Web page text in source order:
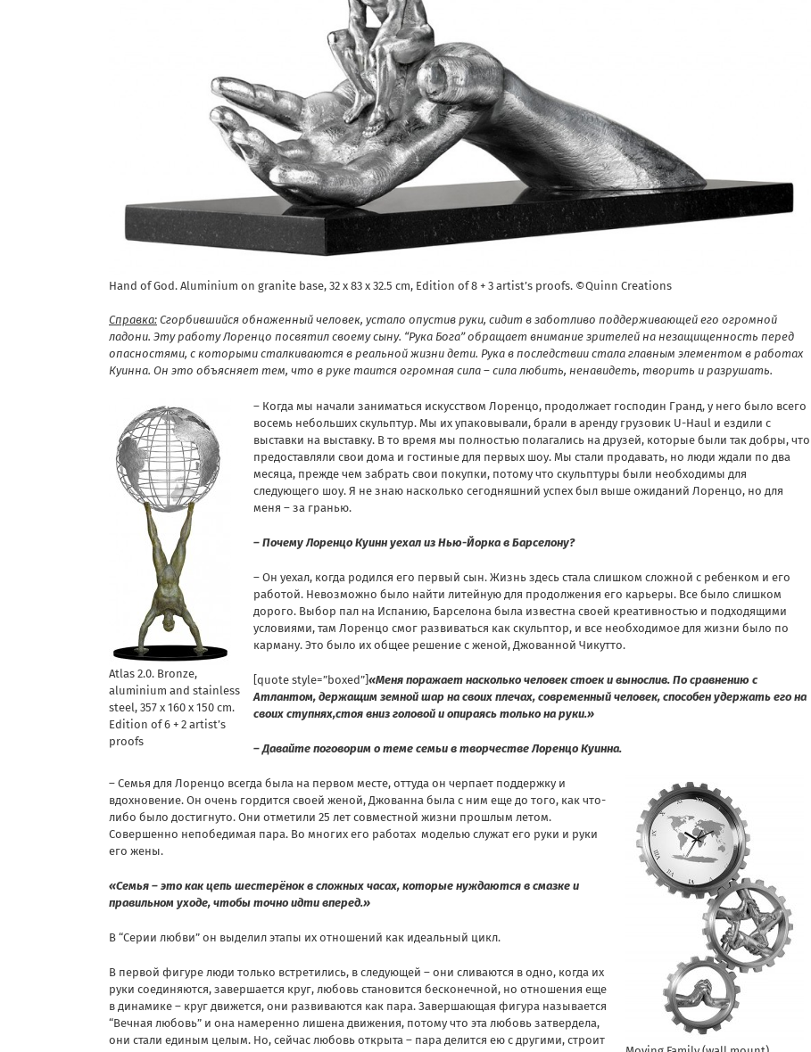
Hand of God. Aluminium on granite base, 32 x 83 x 32.5 cm, Edition of 8 + 3 artist’s proofs. ©Quinn Creations
Справка: Сгорбившийся обнаженный человек, устало опустив руки, сидит в заботливо поддерживающей его огромной
ладони. Эту работу Лоренцо посвятил своему сыну. “Рука Бога” обращает внимание зрителей на незащищенность перед
опасностями, с которыми сталкиваются в реальной жизни дети. Рука в последствии стала главным элементом в работах
Куинна. Он это объясняет тем, что в руке таится огромная сила – сила любить, ненавидеть, творить и разрушать.
Atlas 2.0. Bronze,
aluminium and stainless
steel, 357 x 160 x 150 cm.
Edition of 6 + 2 artist’s
proofs
– Когда мы начали заниматься искусством Лоренцо, продолжает господин Гранд, у него было всего
восемь небольших скульптур. Мы их упаковывали, брали в аренду грузовик U-Haul и ездили с
выставки на выставку. В то время мы полностью полагались на друзей, которые были так добры, что
предоставляли свои дома и гостиные для первых шоу. Мы стали продавать, но люди ждали по два
месяца, прежде чем забрать свои покупки, потому что скульптуры были необходимы для
следующего шоу. Я не знаю насколько сегодняшний успех был выше ожиданий Лоренцо, но для
меня – за гранью.
– Почему Лоренцо Куинн уехал из Нью-Йорка в Барселону?
– Он уехал, когда родился его первый сын. Жизнь здесь стала слишком сложной с ребенком и его
работой. Невозможно было найти литейную для продолжения его карьеры. Все было слишком
дорого. Выбор пал на Испанию, Барселона была известна своей креативностью и подходящими
условиями, там Лоренцо смог развиваться как скульптор, и все необходимое для жизни было по
карману. Это было их общее решение с женой, Джованной Чикутто.
[quote style=”boxed”]«Меня поражает насколько человек стоек и вынослив. По сравнению с
Атлантом, держащим земной шар на своих плечах, современный человек, способен удержать его на
своих ступнях,стоя вниз головой и опираясь только на руки.»
– Давайте поговорим о теме семьи в творчестве Лоренцо Куинна.
– Семья для Лоренцо всегда была на первом месте, оттуда он черпает поддержку и
вдохновение. Он очень гордится своей женой, Джованна была с ним еще до того, как что-
либо было достигнуто. Они отметили 25 лет совместной жизни прошлым летом.
Совершенно непобедимая пара. Во многих его работах моделью служат его руки и руки
его жены.
«Семья – это как цепь шестерёнок в сложных часах, которые нуждаются в смазке и
правильном уходе, чтобы точно идти вперед.»
В “Серии любви” он выделил этапы их отношений как идеальный цикл.
В первой фигуре люди только встретились, в следующей – они сливаются в одно, когда их
руки соединяются, завершается круг, любовь становится бесконечной, но отношения еще
в динамике – круг движется, они развиваются как пара. Завершающая фигура называется
“Вечная любовь” и она намеренно лишена движения, потому что эта любовь затвердела,
они стали единым целым. Но, сейчас любовь открыта – пара делится ею с другими, строит